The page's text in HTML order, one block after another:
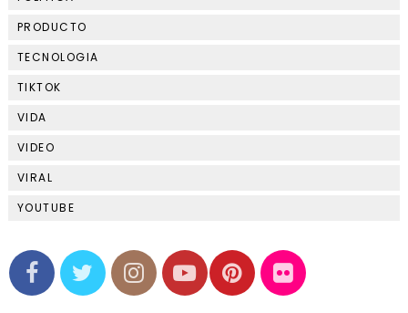
PRODUCTO
TECNOLOGIA
TIKTOK
VIDA
VIDEO
VIRAL
YOUTUBE